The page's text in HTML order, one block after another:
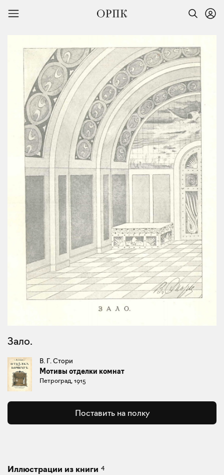
Зало.
В. Г. Стори
Мотивы отделки комнат
Петроград, 1915
Поставить на полку
Иллюстрации из книги 4